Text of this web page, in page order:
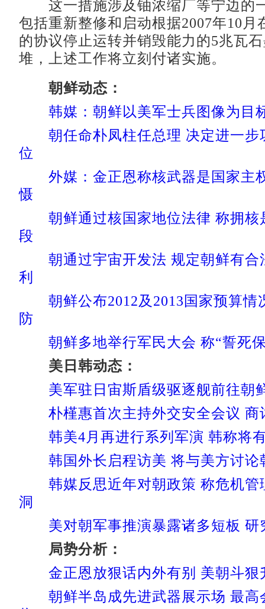
这一措施涉及铀浓缩厂等宁边的
包括重新整修和启动根据2007年10月
的协议停止运转并销毁能力的5兆瓦
堆，上述工作将立刻付诸实施。
朝鲜动态：
韩媒：朝鲜以美军士兵图像为目
朝任命朴凤柱任总理 决定进一步
位
外媒：金正恩称核武器是国家主
慑
朝鲜通过核国家地位法律 称拥核
段
朝通过宇宙开发法 规定朝鲜有合
利
朝鲜公布2012及2013国家预算情
防
朝鲜多地举行军民大会 称“誓死
美日韩动态：
美军驻日宙斯盾级驱逐舰前往朝
朴槿惠首次主持外交安全会议
韩美4月再进行系列军演 韩称将
韩国外长启程访美 将与美方讨论
韩媒反思近年对朝政策 称危机管
洞
美对朝军事推演暴露诸多短板 研
局势分析：
金正恩放狠话内外有别 美朝斗狠
朝鲜半岛成先进武器展示场 最高